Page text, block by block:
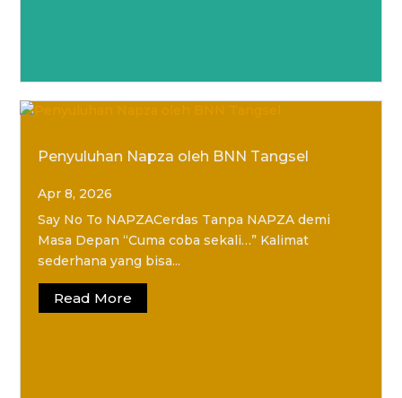
Penyuluhan Napza oleh BNN Tangsel
Apr 8, 2026
Say No To NAPZACerdas Tanpa NAPZA demi
Masa Depan “Cuma coba sekali…” Kalimat
sederhana yang bisa...
Read More